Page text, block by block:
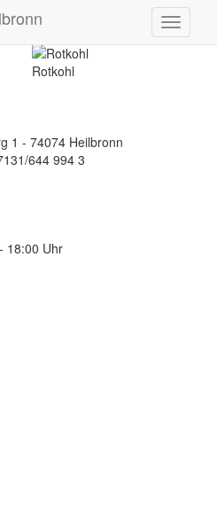
Toggle
Spitzkohl
Rotkohl
1 - 74074 Heilbronn
644 994 3
18:00 Uhr